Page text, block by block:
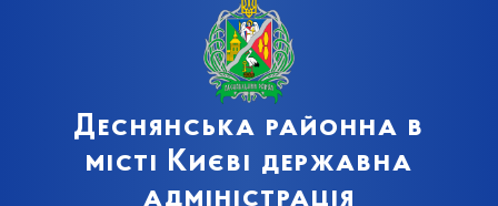
Деснянська районна в
місті Києві державна
адміністрація